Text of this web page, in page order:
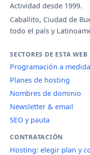
Actividad desde 1999.
Caballito, Ciudad de
todo el país y
SECTORES DE ESTA WEB
Programación a medida
Planes de hosting
Nombres de dominio
Newsletter & email
SEO y pauta
CONTRATACIÓN
Hosting: elegir plan y